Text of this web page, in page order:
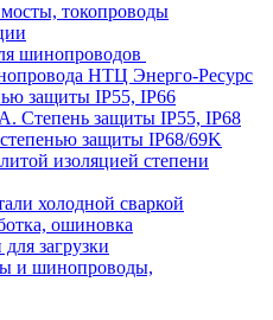
токопроводы
шинопроводов
НТЦ Энерго-Ресурс
защиты IP55, IP66
Степень защиты IP55, IP68
защиты IP68/69K
изоляцией степени
холодной сваркой
ошиновка
загрузки
и шинопроводы,